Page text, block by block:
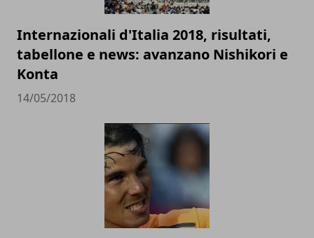
Internazionali d'Italia 2018, risultati,
tabellone e news: avanzano Nishikori e
Konta
14/05/2018